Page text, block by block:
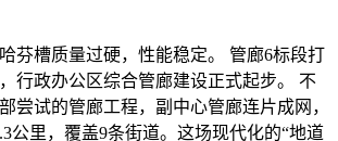
芬槽质量过硬，性能稳定。 管廊6标段打
行政办公区综合管廊建设正式起步。 不
尝试的管廊工程，副中心管廊连片成网，
公里，覆盖9条街道。这场现代化的“地道